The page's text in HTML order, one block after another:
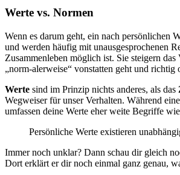
Werte vs. Normen
Wenn es darum geht, ein nach persönlichen
und werden häufig mit unausgesprochenen
Zusammenleben möglich ist. Sie steigern
„norm-alerweise“ vonstatten geht und
Werte sind im Prinzip nichts anderes, als das
Wegweiser für unser Verhalten. Während
umfassen deine Werte eher weite Begriffe
Persönliche Werte existieren
Immer noch unklar? Dann schau dir gleich
Dort erklärt er dir noch einmal ganz genau,